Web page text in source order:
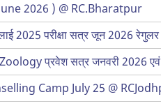
June 2026 ) @ RC.Bharatpur
परीक्षा सत्र जून 2026 रेगुलर
प्रवेश सत्र जनवरी 2026 एवं
Camp July 25 @